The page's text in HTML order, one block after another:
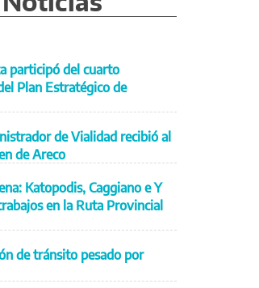
participó del cuarto
Plan Estratégico de
de Vialidad recibió al
de Areco
Katopodis, Caggiano e Y
en la Ruta Provincial
de tránsito pesado por